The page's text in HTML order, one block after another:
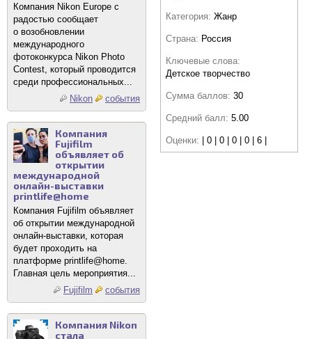
Компания Nikon Europe с
радостью сообщает
о возобновлении
международного
фотоконкурса Nikon Photo
Contest, который проводится
среди профессиональных...
Nikon
события
Компания
Fujifilm
объявляет об
открытии
международной
онлайн-выставки
printlife@home
Компания Fujifilm объявляет
об открытии международной
онлайн-выставки, которая
будет проходить на
платформе printlife@home.
Главная цель мероприятия...
Fujifilm
события
Компания Nikon
стала
Категория: Жанр
Страна: Россия
Ключевые слова:
Детское творчество
Сумма баллов: 30
Средний балл: 5.00
Оценки: | 0 | 0 | 0 | 0 | 6 |